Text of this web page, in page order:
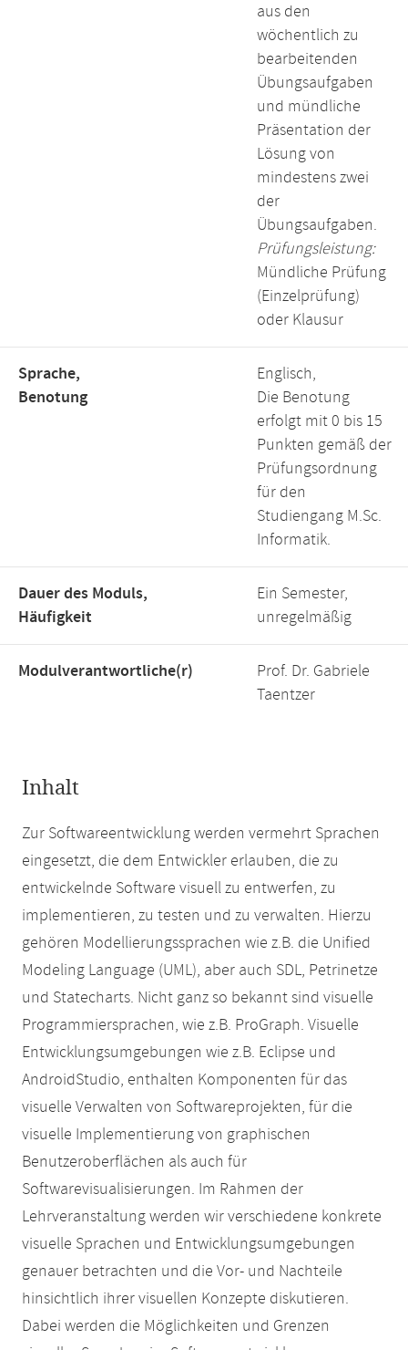
aus den
wöchentlich zu
bearbeitenden
Übungsaufgaben
und mündliche
Präsentation der
Lösung von
mindestens zwei
der
Übungsaufgaben.
Prüfungsleistung:
Mündliche Prüfung
(Einzelprüfung)
oder Klausur
Sprache,
Benotung
Englisch,
Die Benotung
erfolgt mit 0 bis 15
Punkten gemäß der
Prüfungsordnung
für den
Studiengang M.Sc.
Informatik.
Dauer des Moduls,
Häufigkeit
Ein Semester,
unregelmäßig
Modulverantwortliche(r)
Prof. Dr. Gabriele
Taentzer
Inhalt
Zur Softwareentwicklung werden vermehrt Sprachen
eingesetzt, die dem Entwickler erlauben, die zu
entwickelnde Software visuell zu entwerfen, zu
implementieren, zu testen und zu verwalten. Hierzu
gehören Modellierungssprachen wie z.B. die Unified
Modeling Language (UML), aber auch SDL, Petrinetze
und Statecharts. Nicht ganz so bekannt sind visuelle
Programmiersprachen, wie z.B. ProGraph. Visuelle
Entwicklungsumgebungen wie z.B. Eclipse und
AndroidStudio, enthalten Komponenten für das
visuelle Verwalten von Softwareprojekten, für die
visuelle Implementierung von graphischen
Benutzeroberflächen als auch für
Softwarevisualisierungen. Im Rahmen der
Lehrveranstaltung werden wir verschiedene konkrete
visuelle Sprachen und Entwicklungsumgebungen
genauer betrachten und die Vor- und Nachteile
hinsichtlich ihrer visuellen Konzepte diskutieren.
Dabei werden die Möglichkeiten und Grenzen